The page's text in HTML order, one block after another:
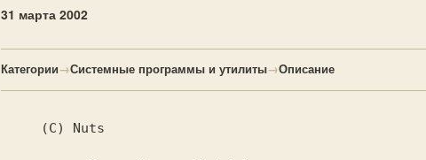
31 марта 2002
Категории→Системные программы и утилиты→Описание